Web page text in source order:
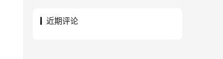
近期评论